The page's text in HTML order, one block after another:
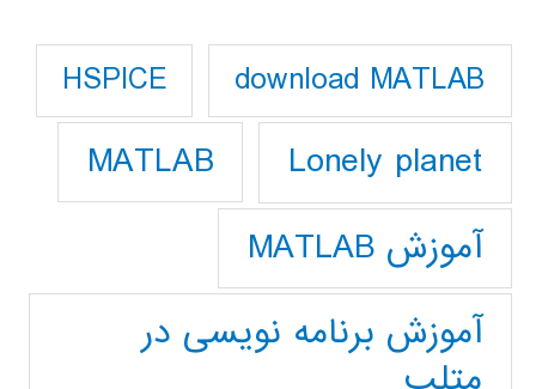
download MATLAB
HSPICE
Lonely planet
MATLAB
آموزش MATLAB
آموزش برنامه نویسی در